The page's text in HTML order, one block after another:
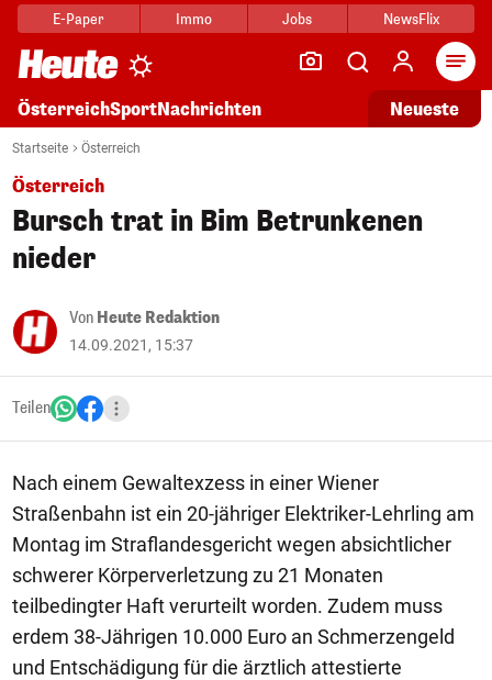
E-Paper Immo Jobs NewsFlix
ÖsterreichSportNachrichten Neueste
Startseite Österreich
Österreich
Bursch trat in Bim Betrunkenen
nieder
Von Heute Redaktion
14.09.2021, 15:37
Teilen
Nach einem Gewaltexzess in einer Wiener
Straßenbahn ist ein 20-jähriger Elektriker-Lehrling am
Montag im Straflandesgericht wegen absichtlicher
schwerer Körperverletzung zu 21 Monaten
teilbedingter Haft verurteilt worden. Zudem muss
erdem 38-Jährigen 10.000 Euro an Schmerzengeld
und Entschädigung für die ärztlich attestierte